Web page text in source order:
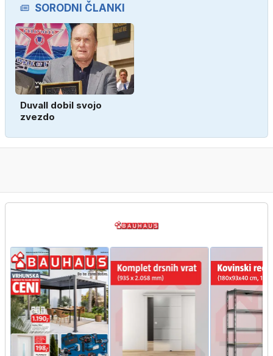
SORODNI ČLANKI
Duvall dobil svojo
zvezdo